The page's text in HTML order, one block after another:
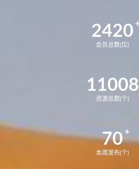
2420
会员总数(位)
11008
资源总数(个)
70
本周发布(个)